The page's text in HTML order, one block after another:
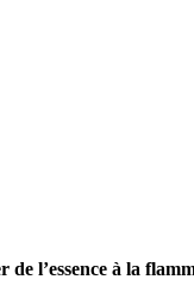
l’essence à la